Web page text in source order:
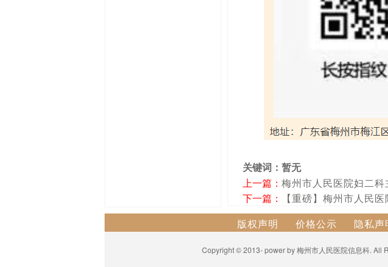
关键词：暂无
上一篇： 梅州市人民医院妇二
下一篇：
【重磅】梅州市人民
版权声明
价格公示 隐私声
Copyright © 2013- power by 梅州市人民医院信息科.